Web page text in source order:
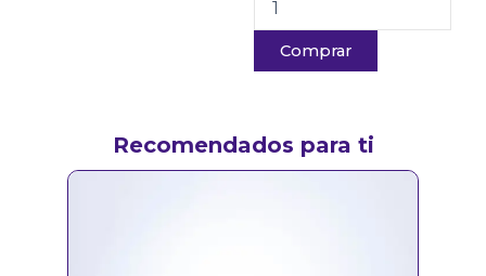
Comprar
Recomendados para ti